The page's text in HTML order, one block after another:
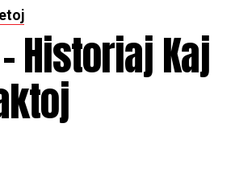
Historiaj Kaj